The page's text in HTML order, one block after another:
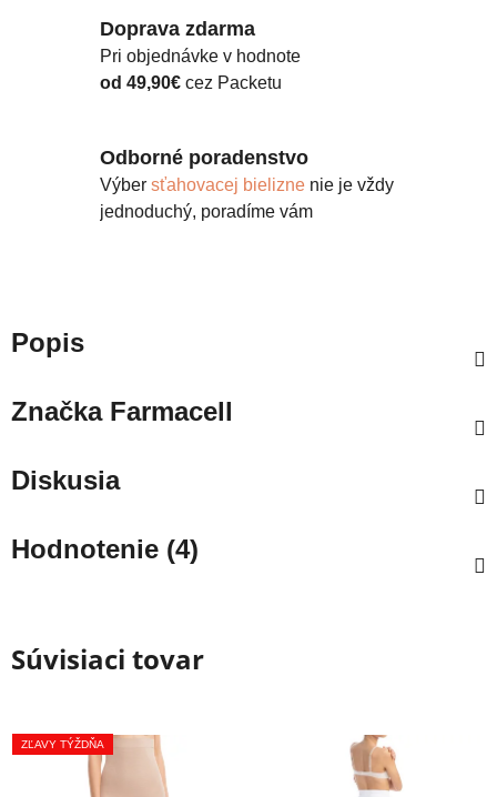
Doprava zdarma
Pri objednávke v hodnote
od 49,90€ cez Packetu
Odborné poradenstvo
Výber sťahovacej bielizne nie je vždy
jednoduchý, poradíme vám
Popis
ZnačkaFarmacell
Diskusia
Hodnotenie (4)
Súvisiaci tovar
ZĽAVY TÝŽDŇA